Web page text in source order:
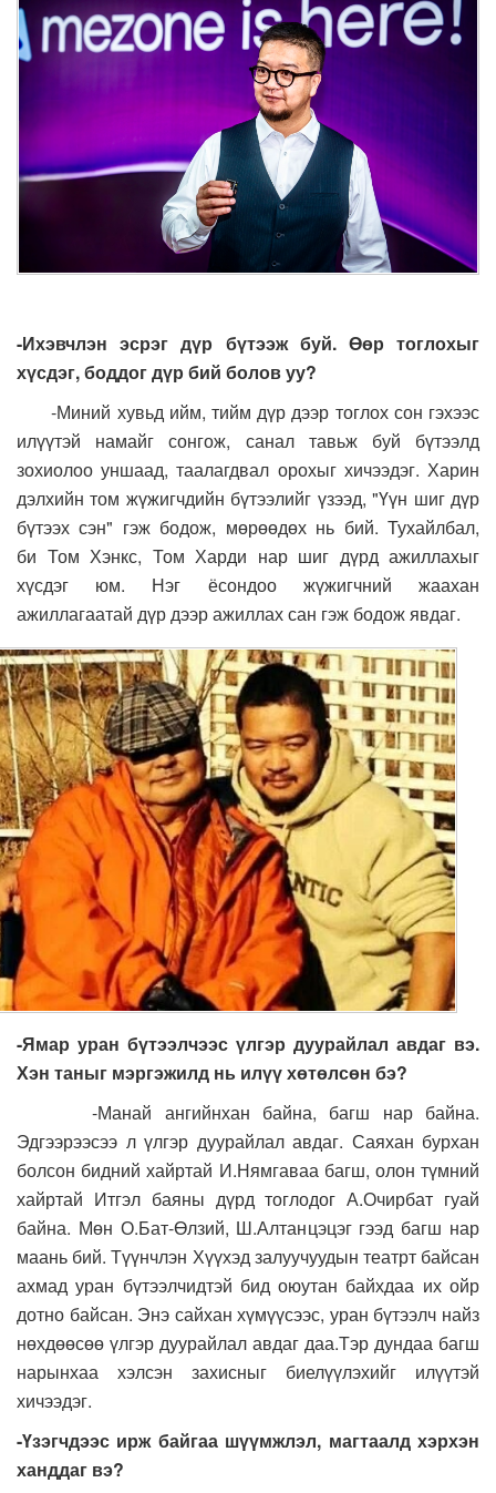
-Ихэвчлэн эсрэг дүр бүтээж буй. Өөр тоглохыг
хүсдэг, боддог дүр бий болов уу?
-Миний хувьд ийм, тийм дүр дээр тоглох сон гэхээс
илүүтэй намайг сонгож, санал тавьж буй бүтээлд
зохиолоо уншаад, таалагдвал орохыг хичээдэг. Харин
дэлхийн том жүжигчдийн бүтээлийг үзээд, "Үүн шиг дүр
бүтээх сэн" гэж бодож, мөрөөдөх нь бий. Тухайлбал,
би Том Хэнкс, Том Харди нар шиг дүрд ажиллахыг
хүсдэг юм. Нэг ёсондоо жүжигчний жаахан
ажиллагаатай дүр дээр ажиллах сан гэж бодож явдаг.
-Ямар уран бүтээлчээс үлгэр дуурайлал авдаг вэ.
Хэн таныг мэргэжилд нь илүү хөтөлсөн бэ?
-Манай ангийнхан байна, багш нар байна.
Эдгээрээсээ л үлгэр дуурайлал авдаг. Саяхан бурхан
болсон бидний хайртай И.Нямгаваа багш, олон түмний
хайртай Итгэл баяны дүрд тоглодог А.Очирбат гуай
байна. Мөн О.Бат-Өлзий, Ш.Алтанцэцэг гээд багш нар
маань бий. Түүнчлэн Хүүхэд залуучуудын театрт байсан
ахмад уран бүтээлчидтэй бид оюутан байхдаа их ойр
дотно байсан. Энэ сайхан хүмүүсээс, уран бүтээлч найз
нөхдөөсөө үлгэр дуурайлал авдаг даа.Тэр дундаа багш
нарынхаа хэлсэн захисныг биелүүлэхийг илүүтэй
хичээдэг.
-Үзэгчдээс ирж байгаа шүүмжлэл, магтаалд хэрхэн
ханддаг вэ?